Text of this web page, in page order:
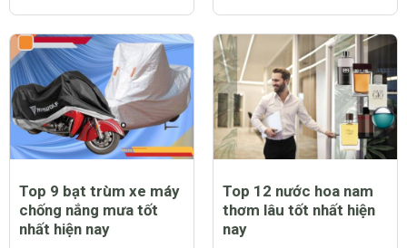
Top 9 bạt trùm xe máy
chống nắng mưa tốt
nhất hiện nay
Top 12 nước hoa nam
thơm lâu tốt nhất hiện
nay